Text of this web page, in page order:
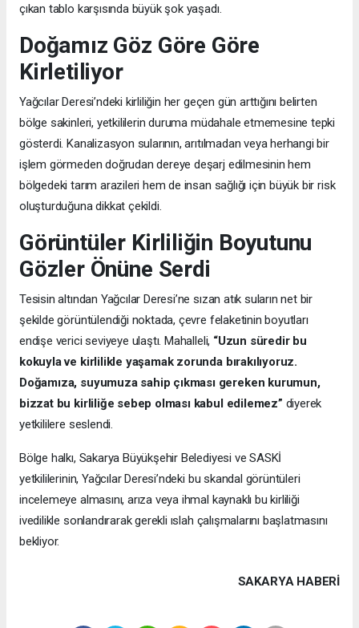
çıkan tablo karşısında büyük şok yaşadı.
Doğamız Göz Göre Göre
Kirletiliyor
Yağcılar Deresi’ndeki kirliliğin her geçen gün arttığını belirten
bölge sakinleri, yetkililerin duruma müdahale etmemesine tepki
gösterdi. Kanalizasyon sularının, arıtılmadan veya herhangi bir
işlem görmeden doğrudan dereye deşarj edilmesinin hem
bölgedeki tarım arazileri hem de insan sağlığı için büyük bir risk
oluşturduğuna dikkat çekildi.
Görüntüler Kirliliğin Boyutunu
Gözler Önüne Serdi
Tesisin altından Yağcılar Deresi’ne sızan atık suların net bir
şekilde görüntülendiği noktada, çevre felaketinin boyutları
endişe verici seviyeye ulaştı. Mahalleli, “Uzun süredir bu
kokuyla ve kirlilikle yaşamak zorunda bırakılıyoruz.
Doğamıza, suyumuza sahip çıkması gereken kurumun,
bizzat bu kirliliğe sebep olması kabul edilemez” diyerek
yetkililere seslendi.
Bölge halkı, Sakarya Büyükşehir Belediyesi ve SASKİ
yetkililerinin, Yağcılar Deresi’ndeki bu skandal görüntüleri
incelemeye almasını, arıza veya ihmal kaynaklı bu kirliliği
ivedilikle sonlandırarak gerekli ıslah çalışmalarını başlatmasını
bekliyor.
SAKARYA HABERİ